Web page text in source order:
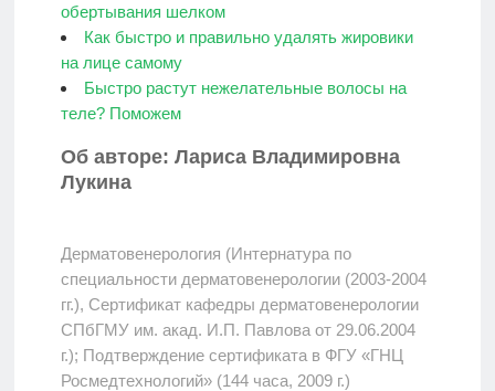
обертывания шелком
Как быстро и правильно удалять жировики
на лице самому
Быстро растут нежелательные волосы на
теле? Поможем
Об авторе: Лариса Владимировна
Лукина
Дерматовенерология (Интернатура по
специальности дерматовенерологии (2003-2004
гг.), Сертификат кафедры дерматовенерологии
СПбГМУ им. акад. И.П. Павлова от 29.06.2004
г.); Подтверждение сертификата в ФГУ «ГНЦ
Росмедтехнологий» (144 часа, 2009 г.)